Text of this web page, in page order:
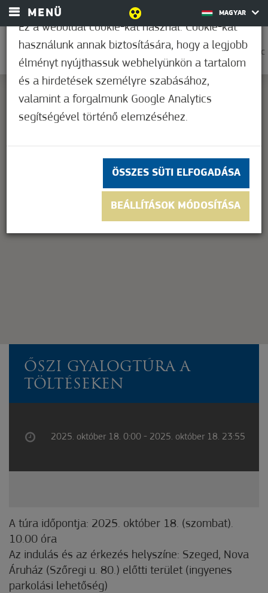
MENÜ MAGYAR
0
21,1°C
This page can't load Google Maps correctly.
Do you own this website? OK
ŐSZI GYALOGTÚRA A
TÖLTÉSEKEN
2025. október 18. 0:00 - 2025. október 18. 23:55
A túra időpontja: 2025. október 18. (szombat).
10.00 óra
Az indulás és az érkezés helyszíne: Szeged, Nova
Áruház (Szőregi u. 80.) előtti terület (ingyenes
parkolási lehetőség)
Ez a weboldal cookie-kat használ. Cookie-kat
használunk annak biztosítására, hogy a legjobb
élményt nyújthassuk webhelyünkön a tartalom
és a hirdetések személyre szabásához,
valamint a forgalmunk Google Analytics
segítségével történő elemzéséhez.
ÖSSZES SÜTI ELFOGADÁSA
BEÁLLÍTÁSOK MÓDOSÍTÁSA